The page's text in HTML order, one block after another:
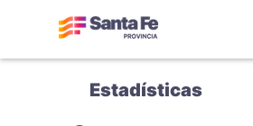
Estadísticas